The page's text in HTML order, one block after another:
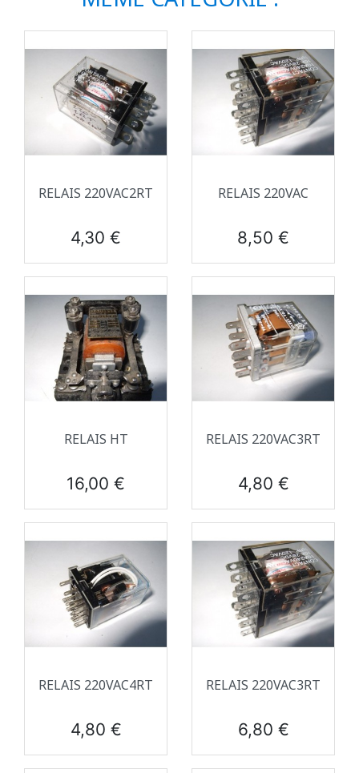
RELAIS 220VAC2RT
Prix
4,30 €
RELAIS 220VAC
Prix
8,50 €
RELAIS HT
Prix
16,00 €
RELAIS 220VAC3RT
Prix
4,80 €
RELAIS 220VAC4RT
Prix
4,80 €
RELAIS 220VAC3RT
Prix
6,80 €